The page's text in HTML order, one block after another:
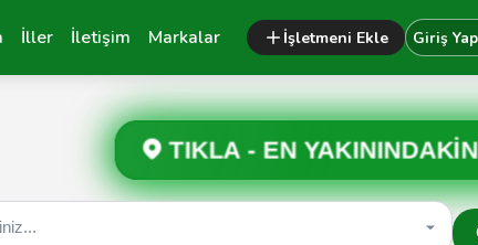
İller İletişim Markalar İşletmeni Ekle Giriş Yap
TIKLA -EN